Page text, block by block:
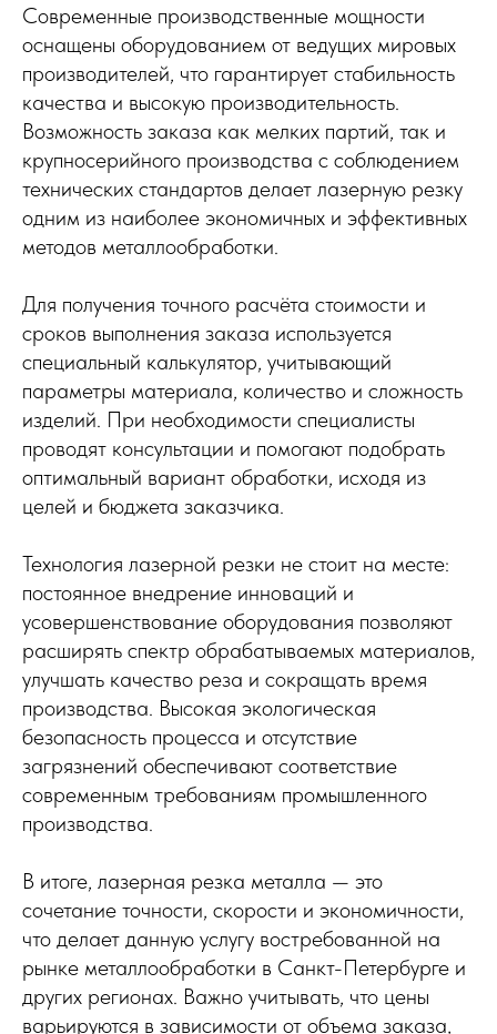
Современные производственные мощности
оснащены оборудованием от ведущих мировых
производителей, что гарантирует стабильность
качества и высокую производительность.
Возможность заказа как мелких партий, так и
крупносерийного производства с соблюдением
технических стандартов делает лазерную резку
одним из наиболее экономичных и эффективных
методов металлообработки.
Для получения точного расчёта стоимости и
сроков выполнения заказа используется
специальный калькулятор, учитывающий
параметры материала, количество и сложность
изделий. При необходимости специалисты
проводят консультации и помогают подобрать
оптимальный вариант обработки, исходя из
целей и бюджета заказчика.
Технология лазерной резки не стоит на месте:
постоянное внедрение инноваций и
усовершенствование оборудования позволяют
расширять спектр обрабатываемых материалов,
улучшать качество реза и сокращать время
производства. Высокая экологическая
безопасность процесса и отсутствие
загрязнений обеспечивают соответствие
современным требованиям промышленного
производства.
В итоге, лазерная резка металла — это
сочетание точности, скорости и экономичности,
что делает данную услугу востребованной на
рынке металлообработки в Санкт-Петербурге и
других регионах. Важно учитывать, что цены
варьируются в зависимости от объема заказа,